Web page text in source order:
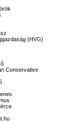
(HVG)
Conservative